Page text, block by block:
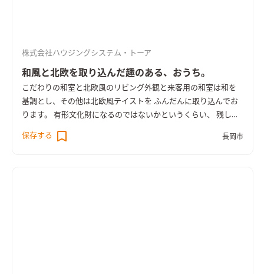
株式会社ハウジングシステム・トーア
和風と北欧を取り込んだ趣のある、おうち。
こだわりの和室と北欧風のリビング外観と来客用の和室は和を
基調とし、その他は北欧風テイストを ふんだんに取り込んでお
ります。 有形文化財になるのではないかというくらい、 残した
た。 今までの半分くらいの、建物の大きさにはなりましたが、
保存する 長岡市